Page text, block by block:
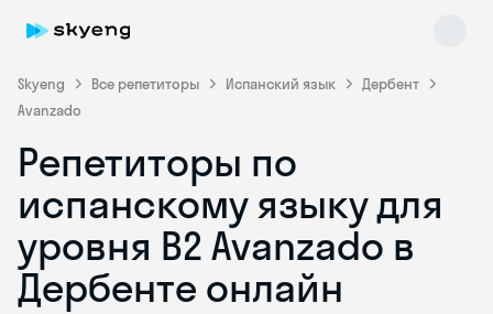
Skyeng Все репетиторы Испанский язык
Дербент
Avanzado
Репетиторы по
испанскому языку для
уровня B2 Avanzado в
Дербенте онлайн
Skyeng Chat